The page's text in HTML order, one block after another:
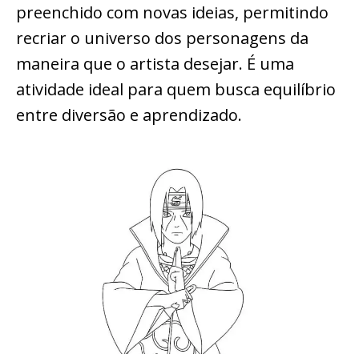
preenchido com novas ideias, permitindo
recriar o universo dos personagens da
maneira que o artista desejar. É uma
atividade ideal para quem busca equilíbrio
entre diversão e aprendizado.